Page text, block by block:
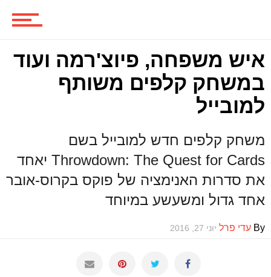
ביקורות משחקים
ספרים וקומיקס
וכל השאר
איש משפחה, פיוצ'רמה ועוד
במשחק קלפים משותף
למובייל
משחק קלפים חדש למובייל בשם
Throwdown: The Quest for Cards יאחד
את סדרות האנימציה של פוקס בקרוס-אובר
אחד גדול ומשעשע במיוחד
By עדי פרל יוני 27, 2016